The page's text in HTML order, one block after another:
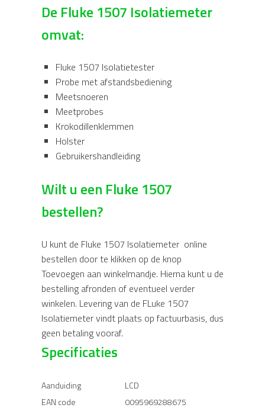
De Fluke 1507 Isolatiemeter
omvat:
Fluke 1507 Isolatietester
Probe met afstandsbediening
Meetsnoeren
Meetprobes
Krokodillenklemmen
Holster
Gebruikershandleiding
Wilt u een Fluke 1507
bestellen?
U kunt de Fluke 1507 Isolatiemeter online
bestellen door te klikken op de knop
Toevoegen aan winkelmandje. Hierna kunt u de
bestelling afronden of eventueel verder
winkelen. Levering van de FLuke 1507
Isolatiemeter vindt plaats op factuurbasis, dus
geen betaling vooraf.
Specificaties
Aanduiding
LCD
EAN code
0095969288675